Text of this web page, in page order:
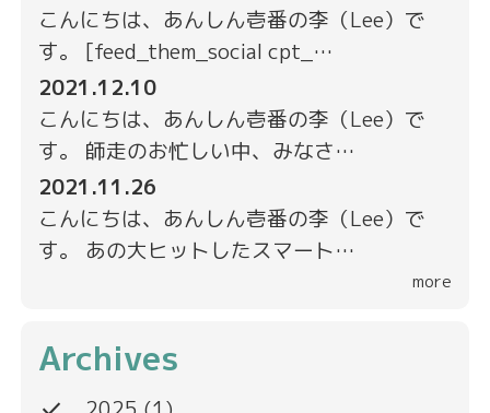
こんにちは、あんしん壱番の李（Lee）で
す。 [feed_them_social cpt_…
2021.12.10
こんにちは、あんしん壱番の李（Lee）で
す。 師走のお忙しい中、みなさ…
2021.11.26
こんにちは、あんしん壱番の李（Lee）で
す。 あの大ヒットしたスマート…
more
Archives